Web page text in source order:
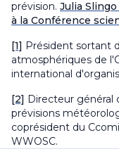
prévision. Julia
à la Conférence
[1] Président sortant
atmosphériques de
international
[2] Directeur général
prévisions
coprésident du
WWOSC.